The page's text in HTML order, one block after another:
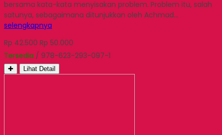
bersama kata-kata menyisakan problem. Problem itu, salah
satunya, sebagaimana ditunjukkan oleh Achmad…
selengkapnya
Rp 42.500 Rp 50.000
Tersedia / 978-623-293-097-1
✚ Lihat Detail